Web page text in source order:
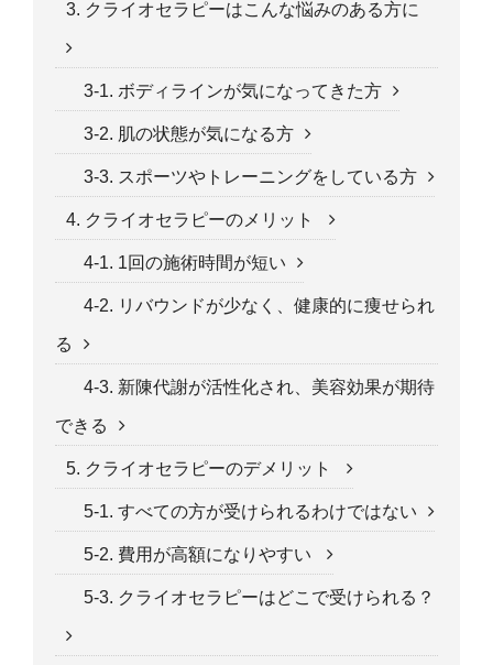
3. クライオセラピーはこんな悩みのある方に
3-1. ボディラインが気になってきた方
3-2. 肌の状態が気になる方
3-3. スポーツやトレーニングをしている方
4. クライオセラピーのメリット
4-1. 1回の施術時間が短い
4-2. リバウンドが少なく、健康的に痩せられ
る
4-3. 新陳代謝が活性化され、美容効果が期待
できる
5. クライオセラピーのデメリット
5-1. すべての方が受けられるわけではない
5-2. 費用が高額になりやすい
5-3. クライオセラピーはどこで受けられる？